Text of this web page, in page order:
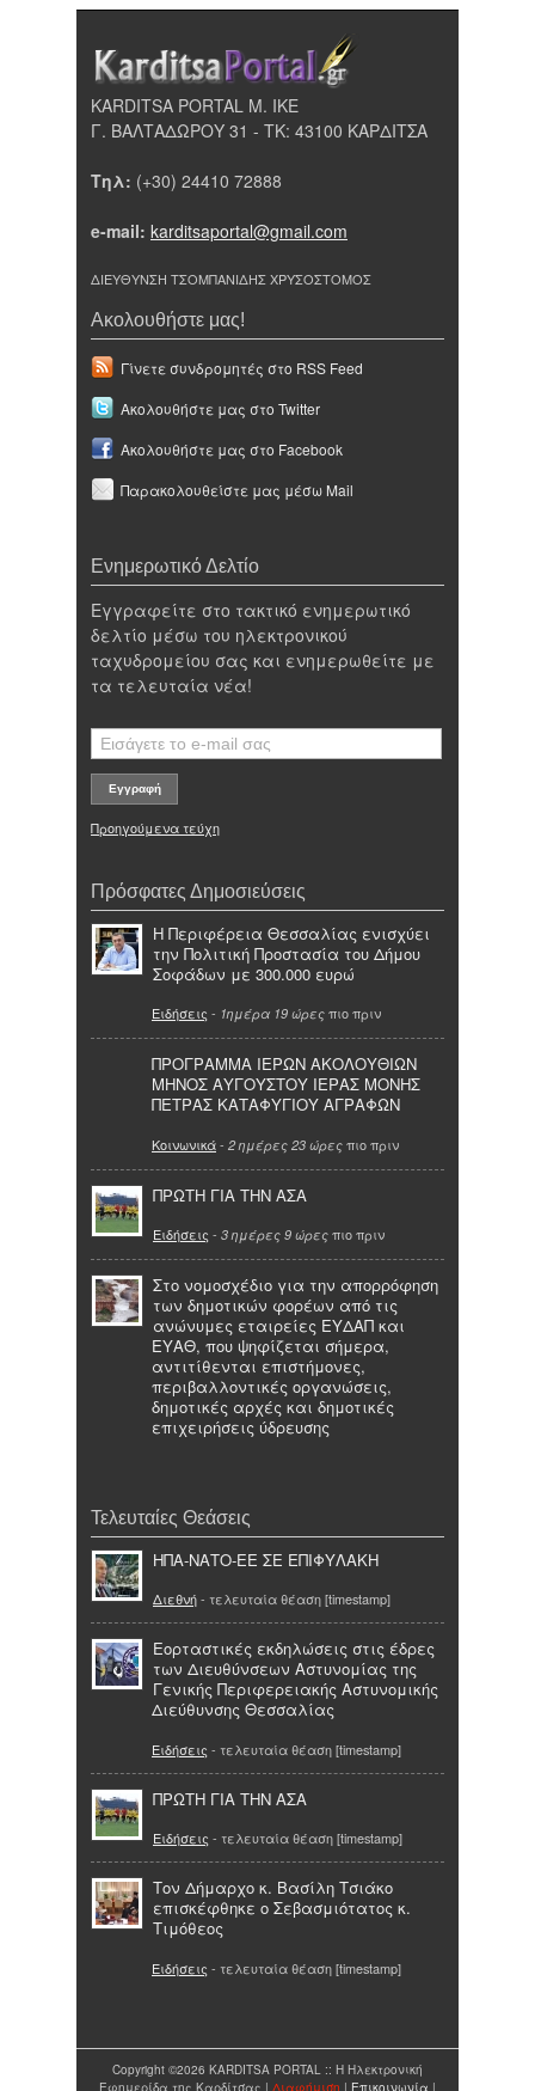
KARDITSA PORTAL Μ. ΙΚΕ
Γ. ΒΑΛΤΑΔΩΡΟΥ 31 - ΤΚ: 43100 ΚΑΡΔΙΤΣΑ
Τηλ: (+30) 24410 72888
e-mail: karditsaportal@gmail.com
ΔΙΕΥΘΥΝΣΗ ΤΣΟΜΠΑΝΙΔΗΣ ΧΡΥΣΟΣΤΟΜΟΣ
Ακολουθήστε μας!
Γίνετε συνδρομητές στο RSS Feed
Ακολουθήστε μας στο Twitter
Ακολουθήστε μας στο Facebook
Παρακολουθείστε μας μέσω Mail
Ενημερωτικό Δελτίο
Εγγραφείτε στο τακτικό ενημερωτικό
δελτίο μέσω του ηλεκτρονικού
ταχυδρομείου σας και ενημερωθείτε με
τα τελευταία νέα!
Προηγούμενα τεύχη
Πρόσφατες Δημοσιεύσεις
Η Περιφέρεια Θεσσαλίας ενισχύει
την Πολιτική Προστασία του Δήμου
Σοφάδων με 300.000 ευρώ
Ειδήσεις - 1ημέρα 19 ώρες πιο πριν
ΠΡΟΓΡΑΜΜΑ ΙΕΡΩΝ ΑΚΟΛΟΥΘΙΩΝ
ΜΗΝΟΣ ΑΥΓΟΥΣΤΟΥ ΙΕΡΑΣ ΜΟΝΗΣ
ΠΕΤΡΑΣ ΚΑΤΑΦΥΓΙΟΥ ΑΓΡΑΦΩΝ
Κοινωνικά- 2 ημέρες 23 ώρες πιο πριν
ΠΡΩΤΗ ΓΙΑ ΤΗΝ ΑΣΑ
Ειδήσεις - 3 ημέρες 9 ώρες πιο πριν
Στο νομοσχέδιο για την απορρόφηση
των δημοτικών φορέων από τις
ανώνυμες εταιρείες ΕΥΔΑΠ και
ΕΥΑΘ, που ψηφίζεται σήμερα,
αντιτίθενται επιστήμονες,
περιβαλλοντικές οργανώσεις,
δημοτικές αρχές και δημοτικές
επιχειρήσεις ύδρευσης
Τελευταίες Θεάσεις
ΗΠΑ-ΝΑΤΟ-ΕΕ ΣΕ ΕΠΙΦΥΛΑΚΗ
Διεθνή- τελευταία θέαση [timestamp]
Εορταστικές εκδηλώσεις στις έδρες
των Διευθύνσεων Αστυνομίας της
Γενικής Περιφερειακής Αστυνομικής
Διεύθυνσης Θεσσαλίας
Ειδήσεις - τελευταία θέαση [timestamp]
ΠΡΩΤΗ ΓΙΑ ΤΗΝ ΑΣΑ
Ειδήσεις - τελευταία θέαση [timestamp]
Τον Δήμαρχο κ. Βασίλη Τσιάκο
επισκέφθηκε ο Σεβασμιότατος κ.
Τιμόθεος
Ειδήσεις - τελευταία θέαση [timestamp]
Copyright ©2026 KARDITSA PORTAL :: Η Ηλεκτρονική
Εφημερίδα της Καρδίτσας | Διαφήμιση | Επικοινωνία |